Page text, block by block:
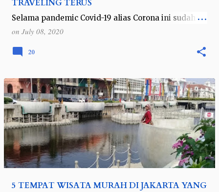
TRAVELING TERUS
Selama pandemic Covid-19 alias Corona ini sudah
pasti saya dan orang-orang yang biasa traveling
pun akhirnya membatalkan rencana perjalanan dan
diam di rumah saja. Yahh.. mau baga…
on July 08, 2020
20
5 TEMPAT WISATA MURAH DI JAKARTA YANG